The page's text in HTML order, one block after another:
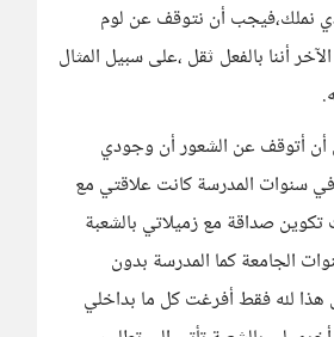
نملك،فيجب أن نتوقف عن لوم
أننا بالفعل ثقل ،على سبيل المثال
أن أتوقف عن الشعور أن وجودي
سنوات المدرسة كانت علاقتي مع
صداقة مع زميلاتي بالشعبة
الجامعة كما المدرسة بدون
هذا لله فقط أفرغت كل ما بداخلي